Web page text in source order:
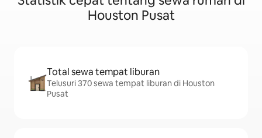
Houston Pusat
Total sewa tempat liburan
Telusuri 370 sewa tempat liburan di Houston
Pusat